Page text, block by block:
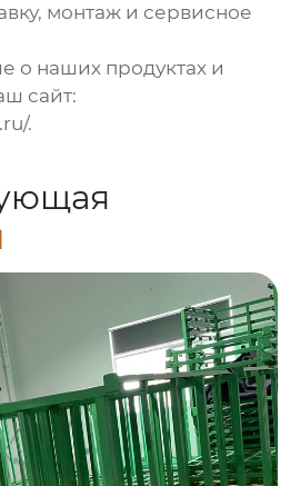
монтаж и сервисное
о наших продуктах и
сайт:
.